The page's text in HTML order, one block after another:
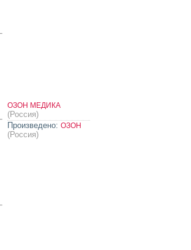
ОЗОН МЕДИКА
(Россия)
Произведено: ОЗОН
(Россия)